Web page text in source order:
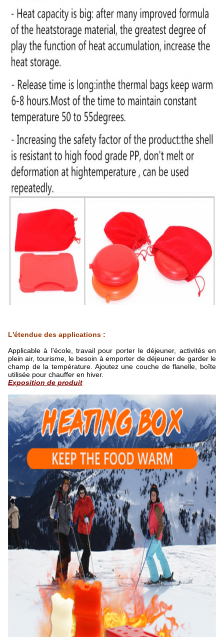
L'étendue des applications :
Applicable à l'école, travail pour porter le déjeuner, activités en
plein air, tourisme, le besoin à emporter de déjeuner de garder le
champ de la température. Ajoutez une couche de flanelle, boîte
utilisée pour chauffer en hiver.
Exposition de produit